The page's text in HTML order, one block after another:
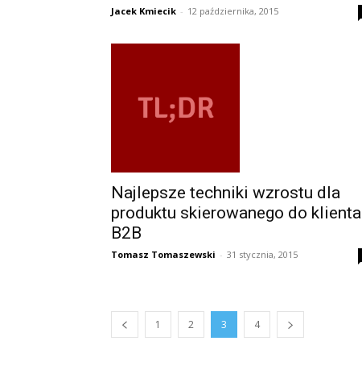
Jacek Kmiecik - 12 października, 2015
Najlepsze techniki wzrostu dla
produktu skierowanego do klienta
B2B
Tomasz Tomaszewski - 31 stycznia, 2015
1 2 3 4